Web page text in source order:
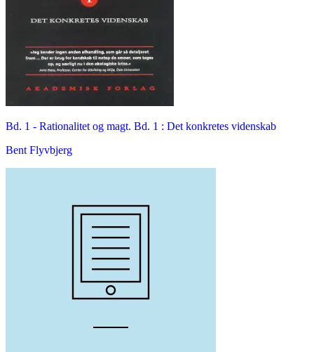
Bd. 1 - Rationalitet og magt. Bd. 1 : Det konkretes videnskab
Bent Flyvbjerg